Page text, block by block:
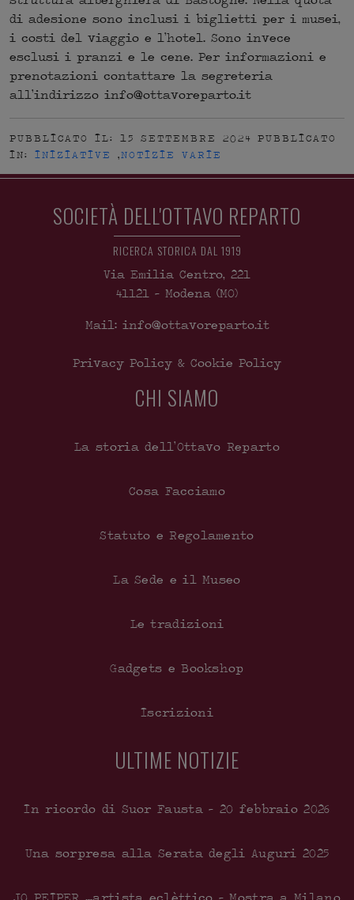
di adesione sono inclusi i biglietti per i musei,
i costi del viaggio e l’hotel. Sono invece
esclusi i pranzi e le cene. Per informazioni e
prenotazioni contattare la segreteria
all’indirizzo info@ottavoreparto.it
PUBBLICATO IL: 15 SETTEMBRE 2024 PUBBLICATO
IN: INIZIATIVE ,NOTIZIE VARIE
SOCIETÀ DELL'OTTAVO REPARTO
RICERCA STORICA DAL 1919
Via Emilia Centro, 221
41121 - Modena (MO)
Mail: info@ottavoreparto.it
Privacy Policy & Cookie Policy
CHI SIAMO
La storia dell’Ottavo Reparto
Cosa Facciamo
Statuto e Regolamento
La Sede e il Museo
Le tradizioni
Gadgets e Bookshop
Iscrizioni
ULTIME NOTIZIE
In ricordo di Suor Fausta – 20 febbraio 2026
Una sorpresa alla Serata degli Auguri 2025